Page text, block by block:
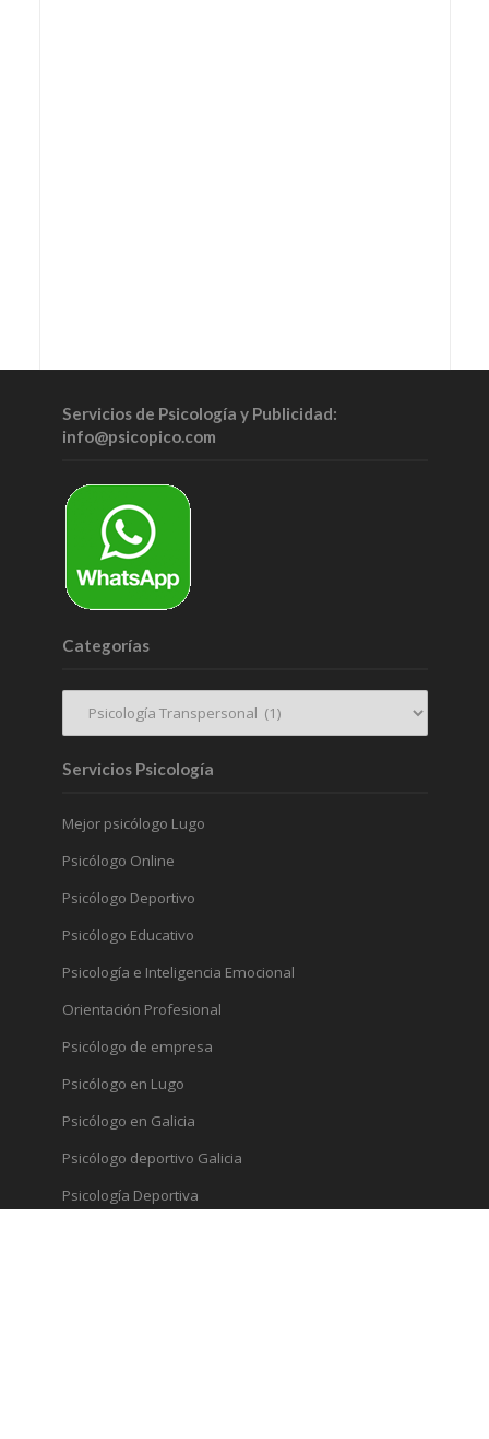
Servicios de Psicología y Publicidad:
info@psicopico.com
Categorías
Servicios Psicología
Mejor psicólogo Lugo
Psicólogo Online
Psicólogo Deportivo
Psicólogo Educativo
Psicología e Inteligencia Emocional
Orientación Profesional
Psicólogo de empresa
Psicólogo en Lugo
Psicólogo en Galicia
Psicólogo deportivo Galicia
Psicología Deportiva